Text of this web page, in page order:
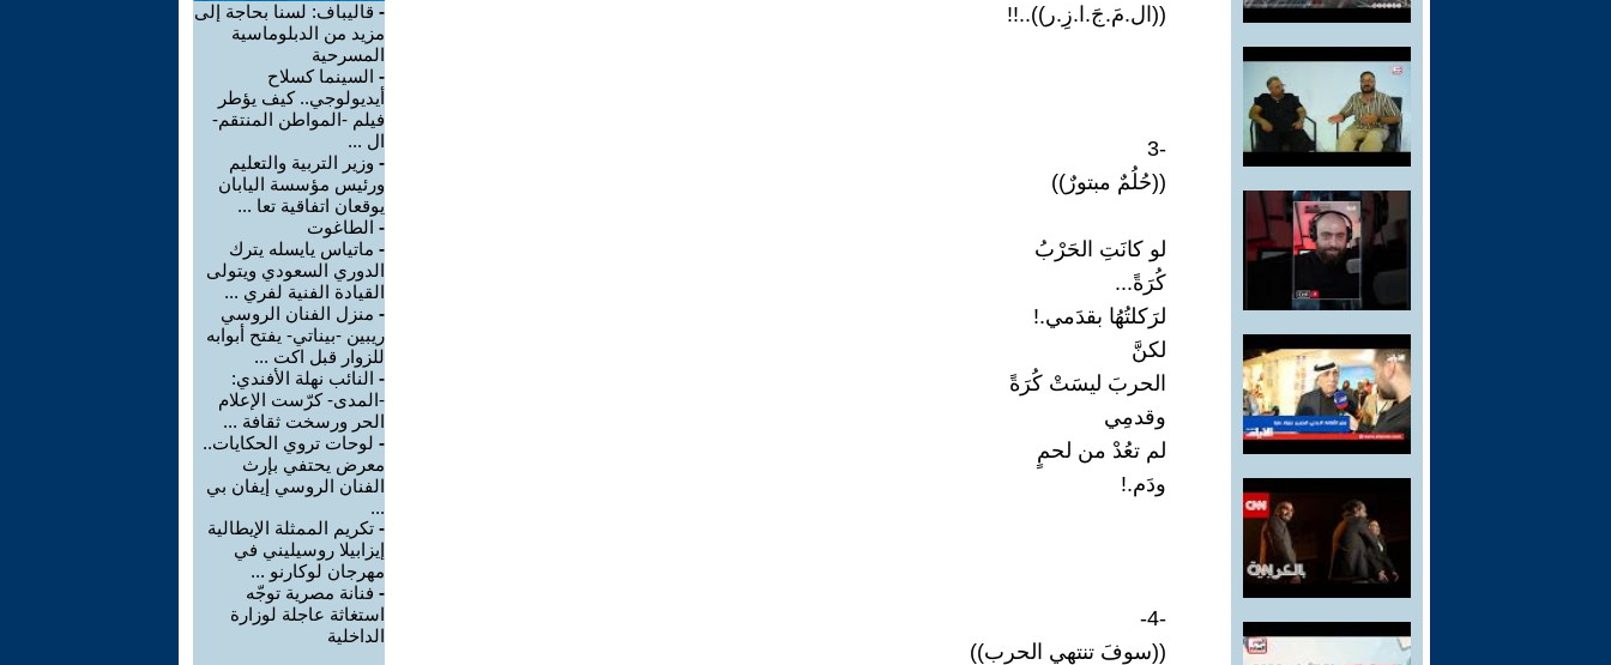
((ال.مَ.جَ.ا.زِ.ر))..!!
-3
((حُلُمٌ مبتورٌ))
لو كانَتِ الحَرْبُ
كُرَةً...
لرَكلتُهُا بقدَمي.!
لكنَّ
الحربَ ليسَتْ كُرَةً
وقدمِي
لم تعُدْ من لحمٍ
ودَم.!
-4-
((سوفَ تنتهي الحرب))
- قاليباف: لسنا بحاجة إلى
مزيد من الدبلوماسية
المسرحية
- السينما كسلاح
أيديولوجي.. كيف يؤطر
فيلم -المواطن المنتقم-
ال ...
- وزير التربية والتعليم
ورئيس مؤسسة اليابان
يوقعان اتفاقية تعا ...
- الطاغوت
- ماتياس يايسله يترك
الدوري السعودي ويتولى
القيادة الفنية لفري ...
- منزل الفنان الروسي
ريبين -بيناتي- يفتح أبوابه
للزوار قبل اكت ...
- النائب نهلة الأفندي:
-المدى- كرّست الإعلام
الحر ورسخت ثقافة ...
- لوحات تروي الحكايات..
معرض يحتفي بإرث
الفنان الروسي إيفان بي
...
- تكريم الممثلة الإيطالية
إيزابيلا روسيليني في
مهرجان لوكارنو ...
- فنانة مصرية توجّه
استغاثة عاجلة لوزارة
الداخلية